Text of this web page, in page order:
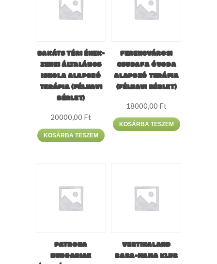
BAKÁTS TÉRI ÉNEK-
ZENEI ÁLTALÁNOS
ISKOLA ALAPOZÓ
TERÁPIA (FÉLHAVI
BÉRLET)
20000,00 Ft
KOSÁRBA TESZEM
FERENCVÁROSI
CSUDAFA ÓVODA
ALAPOZÓ TERÁPIA
(FÉLHAVI BÉRLET)
18000,00 Ft
KOSÁRBA TESZEM
PATRONA
HUNGARIAE
VERTIKALAND
BABA-MAMA KLUB